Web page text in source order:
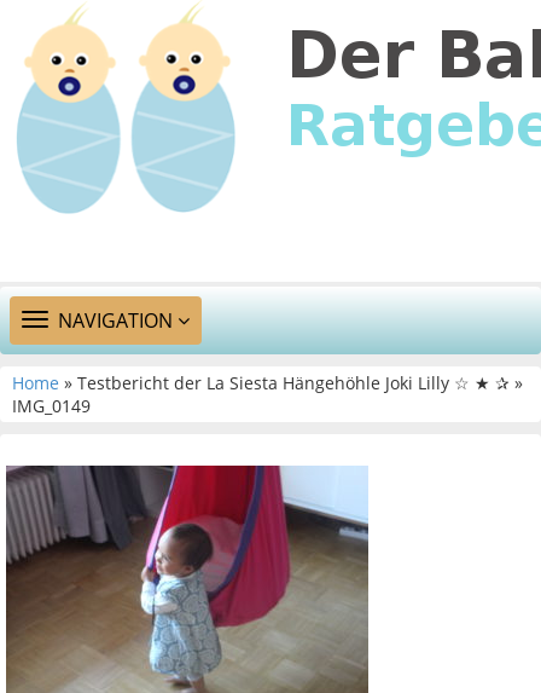
TOGGLE
NAVIGATION
NAVIGATION
Home » Testbericht der La Siesta Hängehöhle Joki Lilly ☆ ★ ✰ »
IMG_0149